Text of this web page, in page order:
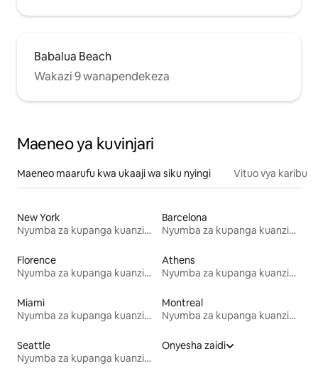
Babalua Beach
Wakazi 9 wanapendekeza
Maeneo ya kuvinjari
Maeneo maarufu kwa ukaaji wa siku nyingi Vituo vya karibu
New York
Nyumba za kupanga kuanzia mwezi mmoja
Barcelona
Nyumba za kupanga kuanzia mwezi mmoja
Florence
Nyumba za kupanga kuanzia mwezi mmoja
Athens
Nyumba za kupanga kuanzia mwezi mmoja
Miami
Nyumba za kupanga kuanzia mwezi mmoja
Montreal
Nyumba za kupanga kuanzia mwezi mmoja
Seattle
Nyumba za kupanga kuanzia mwezi mmoja
Onyesha zaidi